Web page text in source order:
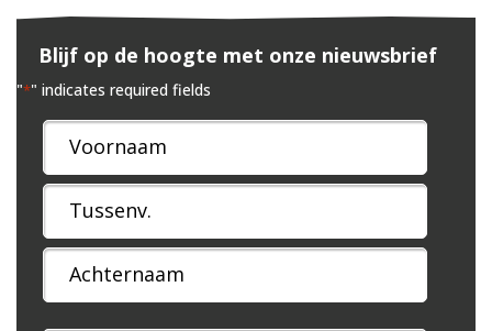
Blijf op de hoogte met onze nieuwsbrief
"*" indicates required fields
Naam
*